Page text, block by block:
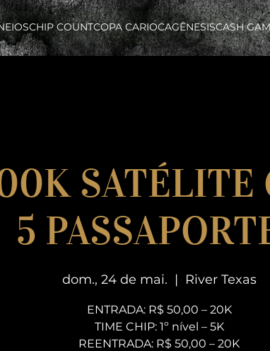
CHIP COUNTCOPA CARIOCAGÊNESISCASH
SATÉLITE
5
dom., 24 de mai.
  |
River Texas
ENTRADA: R$ 50,00 – 20K
TIME CHIP: 1º nível – 5K
REENTRADA: R$ 50,00 – 20K